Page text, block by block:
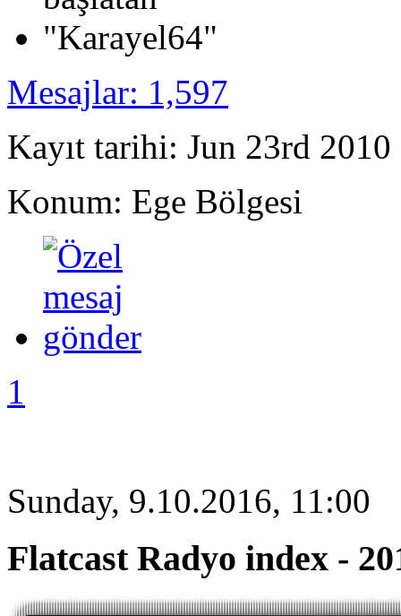
Mesajlar: 1,597
Kayıt tarihi: Jun 23rd 2010
Konum: Ege Bölgesi
1
Sunday, 9.10.2016, 11:00
Flatcast Radyo index -